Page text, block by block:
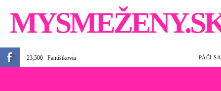
23,500 Fanúšikovia PÁČI SA